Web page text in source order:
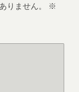
りません。
※